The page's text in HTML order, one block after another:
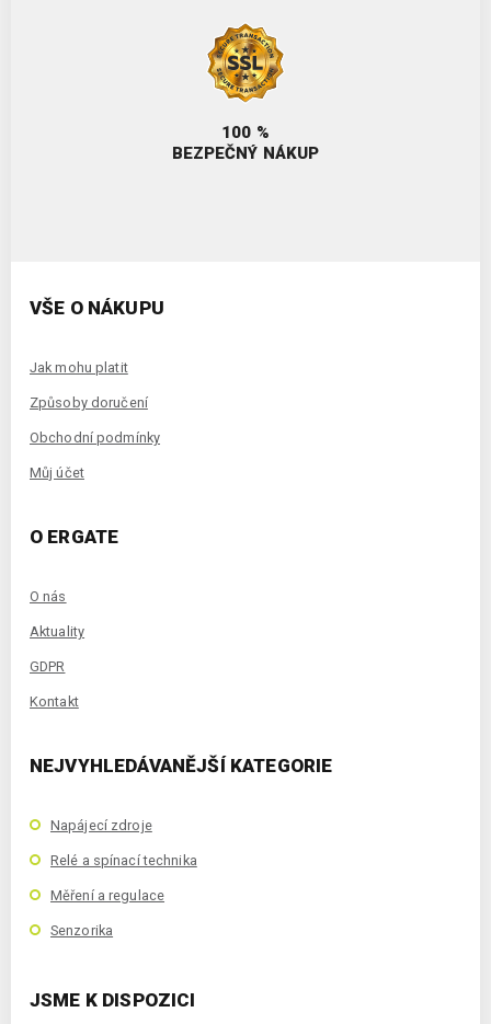
100 %
BEZPEČNÝ NÁKUP
VŠE O NÁKUPU
Jak mohu platit
Způsoby doručení
Obchodní podmínky
Můj účet
O ERGATE
O nás
Aktuality
GDPR
Kontakt
NEJVYHLEDÁVANĚJŠÍ KATEGORIE
Napájecí zdroje
Relé a spínací technika
Měření a regulace
Senzorika
JSME K DISPOZICI